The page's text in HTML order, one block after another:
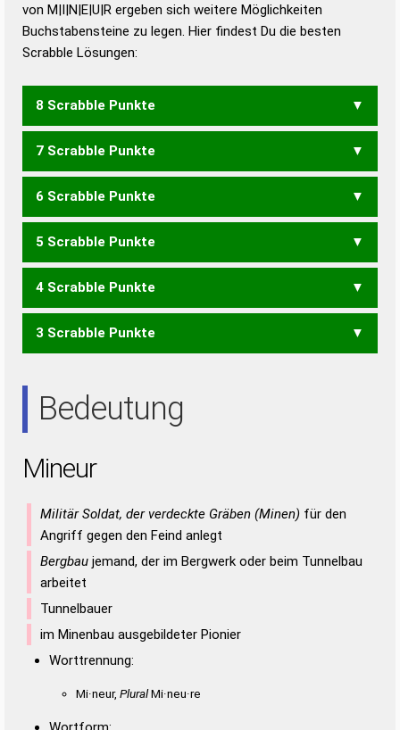
Duden – Die deutsche Grammatik
Duden – Deutsches
von M|I|N|E|U|R ergeben sich weitere Möglichkeiten
Buchstabensteine zu legen. Hier findest Du die besten
Scrabble Lösungen:
8 Scrabble Punkte
NUMERI
7 Scrabble Punkte
MUREN RUMEN
6 Scrabble Punkte
EMIR MEIN MENU MUNI
5 Scrabble Punkte
EMU MIR MUR RUM RUINE
4 Scrabble Punkte
IREN REIN RUIN RUNE
3 Scrabble Punkte
Bedeutung
Mineur
Militär Soldat, der verdeckte Gräben (Minen) für den
Angriff gegen den Feind anlegt
Bergbau jemand, der im Bergwerk oder beim Tunnelbau
arbeitet
Tunnelbauer
im Minenbau ausgebildeter Pionier
Worttrennung:
Mi·neur, PluralMi·neu·re